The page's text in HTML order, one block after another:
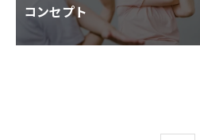
コンセプト